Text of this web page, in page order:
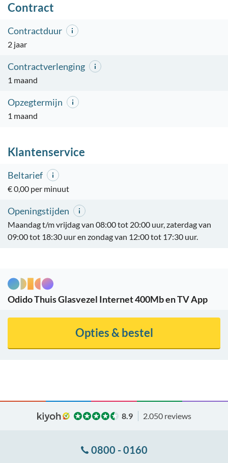
Contract
Contractduur
2 jaar
Contractverlenging
1 maand
Opzegtermijn
1 maand
Klantenservice
Beltarief
€ 0,00 per minuut
Openingstijden
Maandag t/m vrijdag van 08:00 tot 20:00 uur, zaterdag van
09:00 tot 18:30 uur en zondag van 12:00 tot 17:30 uur.
Odido Thuis Glasvezel Internet 400Mb en TV App
Opties & bestel
8.9 2.050 reviews
0800 - 0160